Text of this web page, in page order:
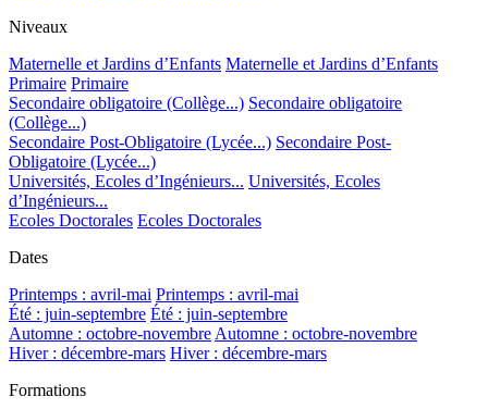
Niveaux
Maternelle et Jardins d’Enfants Maternelle et Jardins d’Enfants
Primaire Primaire
Secondaire obligatoire (Collège...) Secondaire obligatoire
(Collège...)
Secondaire Post-Obligatoire (Lycée...) Secondaire Post-
Obligatoire (Lycée...)
Universités, Ecoles d’Ingénieurs... Universités, Ecoles
d’Ingénieurs...
Ecoles Doctorales Ecoles Doctorales
Dates
Printemps : avril-mai Printemps : avril-mai
Été : juin-septembre Été : juin-septembre
Automne : octobre-novembre Automne : octobre-novembre
Hiver : décembre-mars Hiver : décembre-mars
Formations